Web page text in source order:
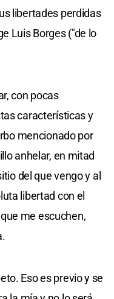
libertades perdidas
Luis Borges ("de lo
con pocas
características y
mencionado por
anhelar, en mitad
del que vengo y al
libertad con el
me escuchen,
Eso es previo y se